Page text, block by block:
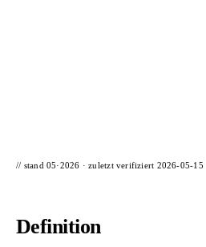
// stand 05·2026 · zuletzt verifiziert 2026-05-15
Definition